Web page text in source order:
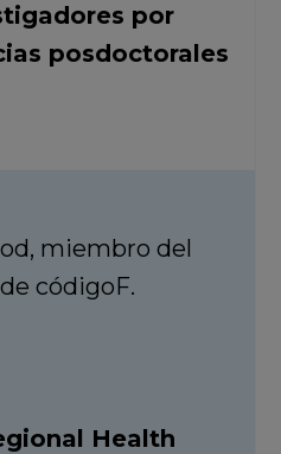
por
posdoctorales
miembro del
códigoF.
Health